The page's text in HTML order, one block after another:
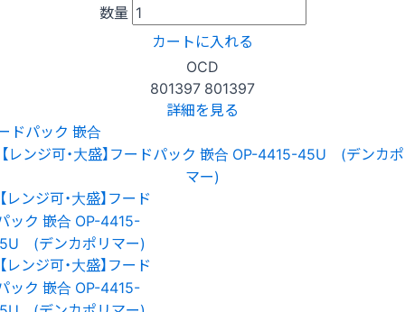
数量
カートに入れる
OCD
801397 801397
詳細を見る
ドパック 嵌合